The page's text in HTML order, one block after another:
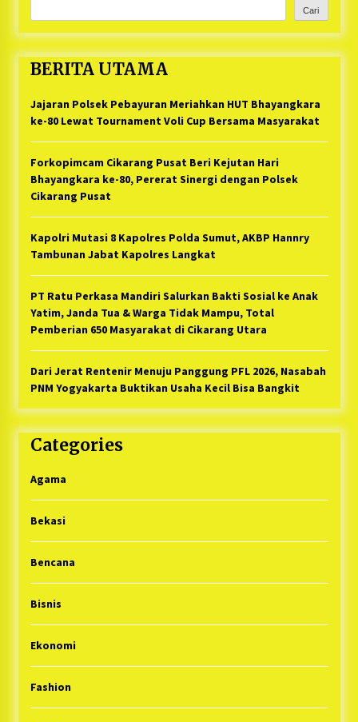
Cari
BERITA UTAMA
Jajaran Polsek Pebayuran Meriahkan HUT Bhayangkara
ke-80 Lewat Tournament Voli Cup Bersama Masyarakat
Forkopimcam Cikarang Pusat Beri Kejutan Hari
Bhayangkara ke-80, Pererat Sinergi dengan Polsek
Cikarang Pusat
Kapolri Mutasi 8 Kapolres Polda Sumut, AKBP Hannry
Tambunan Jabat Kapolres Langkat
PT Ratu Perkasa Mandiri Salurkan Bakti Sosial ke Anak
Yatim, Janda Tua & Warga Tidak Mampu, Total
Pemberian 650 Masyarakat di Cikarang Utara
Dari Jerat Rentenir Menuju Panggung PFL 2026, Nasabah
PNM Yogyakarta Buktikan Usaha Kecil Bisa Bangkit
Categories
Agama
Bekasi
Bencana
Bisnis
Ekonomi
Fashion